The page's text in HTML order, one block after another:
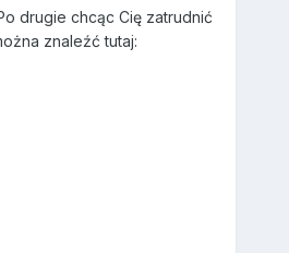
drugie chcąc Cię zatrudnić
znaleźć tutaj: